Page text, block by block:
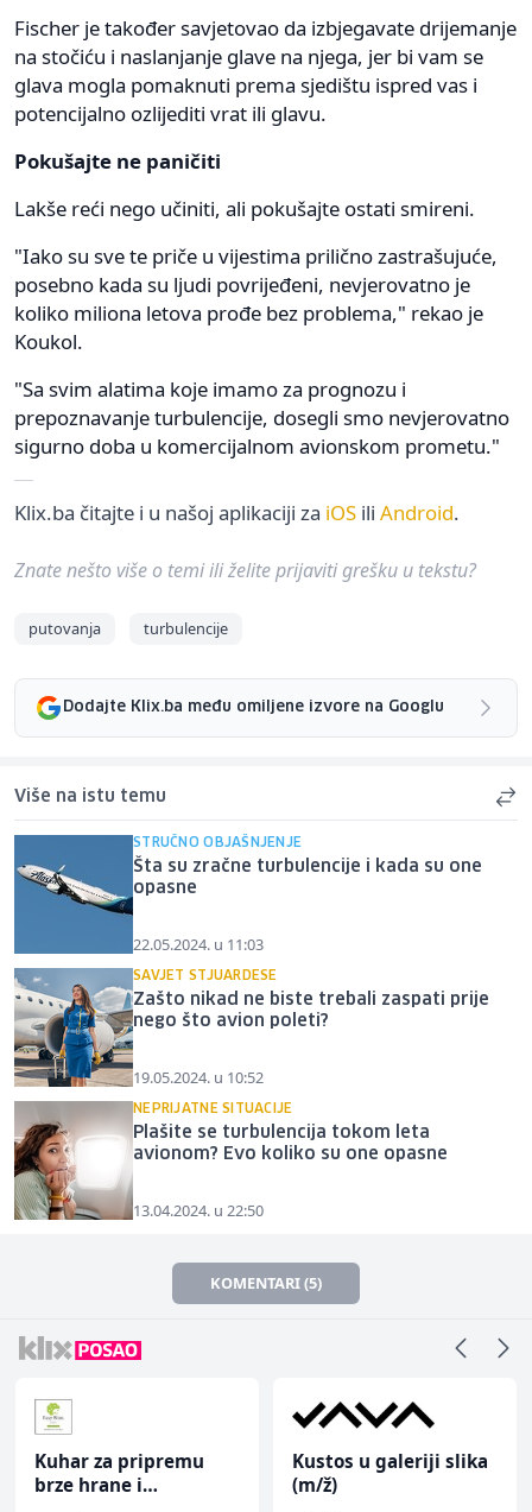
Fischer je također savjetovao da izbjegavate drijemanje
na stočiću i naslanjanje glave na njega, jer bi vam se
glava mogla pomaknuti prema sjedištu ispred vas i
potencijalno ozlijediti vrat ili glavu.
Pokušajte ne paničiti
Lakše reći nego učiniti, ali pokušajte ostati smireni.
"Iako su sve te priče u vijestima prilično zastrašujuće,
posebno kada su ljudi povrijeđeni, nevjerovatno je
koliko miliona letova prođe bez problema," rekao je
Koukol.
"Sa svim alatima koje imamo za prognozu i
prepoznavanje turbulencije, dosegli smo nevjerovatno
sigurno doba u komercijalnom avionskom prometu."
Klix.ba čitajte i u našoj aplikaciji za iOS ili Android.
Znate nešto više o temi ili želite prijaviti grešku u tekstu?
putovanja turbulencije
Dodajte Klix.ba među omiljene izvore na Googlu
Više na istu temu
STRUČNO OBJAŠNJENJE
Šta su zračne turbulencije i kada su one
opasne
22.05.2024. u 11:03
SAVJET STJUARDESE
Zašto nikad ne biste trebali zaspati prije
nego što avion poleti?
19.05.2024. u 10:52
NEPRIJATNE SITUACIJE
Plašite se turbulencija tokom leta
avionom? Evo koliko su one opasne
13.04.2024. u 22:50
KOMENTARI (5)
Kuhar za pripremu
brze hrane i
Kustos u galeriji slika
(m/ž)